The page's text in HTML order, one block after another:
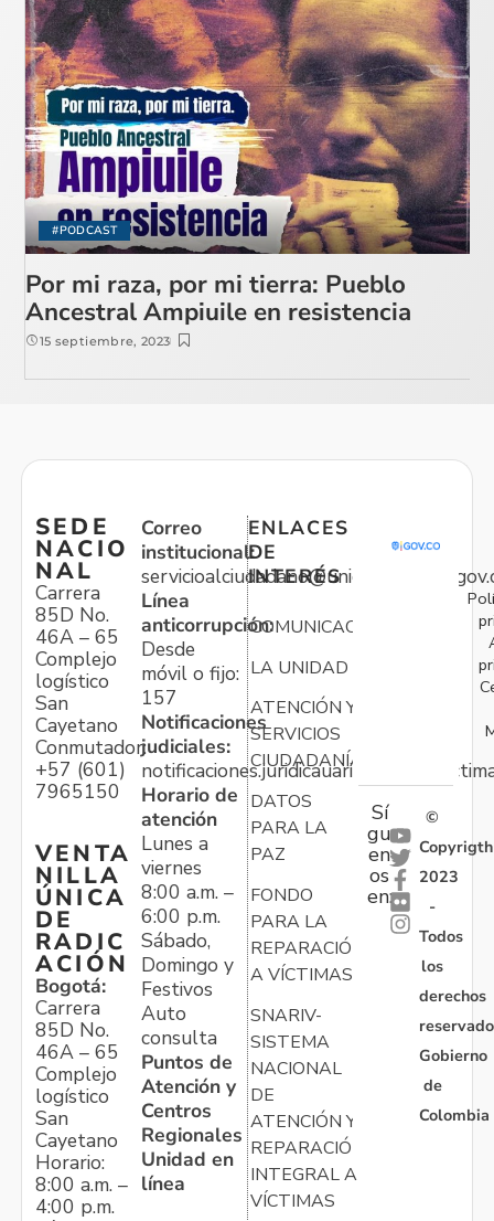
#PODCAST
Por mi raza, por mi tierra: Pueblo
Ancestral Ampiuile en resistencia
15 septiembre, 2023
SEDE
NACIO
NAL
Carrera
85D No.
46A – 65
Complejo
logístico
San
Cayetano
Conmutador:
+57 (601)
7965150
VENTA
NILLA
ÚNICA
DE
RADIC
ACIÓN
Bogotá:
Carrera
85D No.
46A – 65
Complejo
logístico
San
Cayetano
Horario:
8:00 a.m. –
4:00 p.m.
Correo
institucional:
Línea
anticorrupción:
Desde
móvil o fijo:
157
Notificaciones
judiciales:
Horario de
atención
Lunes a
viernes
8:00 a.m. –
6:00 p.m.
Sábado,
Domingo y
Festivos
Auto
consulta
Puntos de
Atención y
Centros
Regionales
Unidad en
línea
ENLACES
DE
INTERÉS
COMUNICACIONES
LA UNIDAD
ATENCIÓN Y
SERVICIOS
CIUDADANÍA
DATOS
PARA LA
PAZ
FONDO
PARA LA
REPARACIÓN
A VÍCTIMAS
SNARIV-
SISTEMA
NACIONAL
DE
ATENCIÓN Y
REPARACIÓN
INTEGRAL A
VÍCTIMAS
Sí
gu
en
os
en:
©
Copyrigth
2023
-
Todos
los
derechos
Gobierno
de
Colombia